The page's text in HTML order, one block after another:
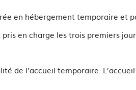
en hébergement temporaire et
en charge les trois premiers
de l’accueil temporaire.